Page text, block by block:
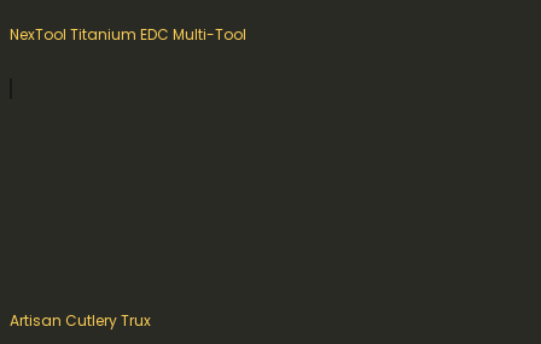
NexTool Titanium EDC Multi-Tool
Artisan Cutlery Trux